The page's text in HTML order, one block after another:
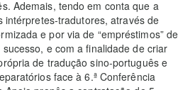
Ademais, tendo em conta que a
intérpretes-tradutores, através de
e por via de “empréstimos” de
e com a finalidade de criar
de tradução sino-português e
face à 6.ª Conferência